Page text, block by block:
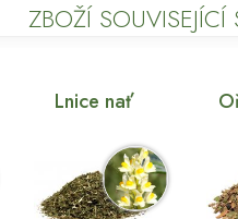
ZBOŽÍ SOUVISEJÍCÍ
Lnice nať